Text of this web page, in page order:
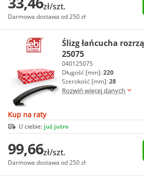
zł/szt.
Darmowa dostawa od 250 zł
Ślizg łańcucha
25075
040125075
Długość [mm]:220
Szerokość [mm]:28
Rozwiń więcej danych
Kup na raty
U ciebie: już jutro
99,66zł/szt.
Darmowa dostawa od 250 zł